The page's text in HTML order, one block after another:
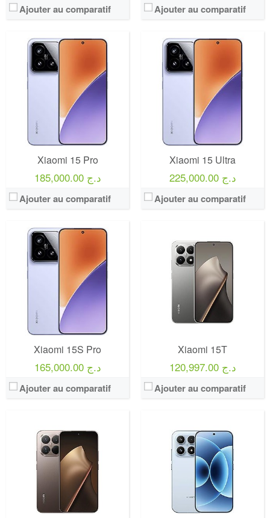
Ajouter au comparatif Ajouter au comparatif
Xiaomi 15 Pro
185,000.00 د.ج
Ajouter au comparatif
Xiaomi 15 Ultra
225,000.00 د.ج
Ajouter au comparatif
Xiaomi 15S Pro
165,000.00 د.ج
Ajouter au comparatif
Xiaomi 15T
120,997.00 د.ج
Ajouter au comparatif